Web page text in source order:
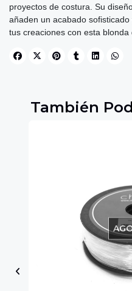
proyectos de costura. Su
añaden un acabado
tus creaciones con esta blonda
También